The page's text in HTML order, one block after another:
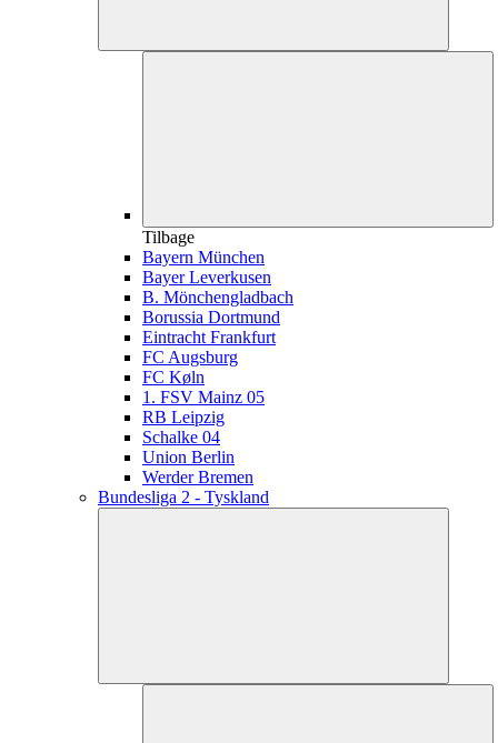
Tilbage
Bayern München
Bayer Leverkusen
B. Mönchengladbach
Borussia Dortmund
Eintracht Frankfurt
FC Augsburg
FC Køln
1. FSV Mainz 05
RB Leipzig
Schalke 04
Union Berlin
Werder Bremen
Bundesliga 2 - Tyskland